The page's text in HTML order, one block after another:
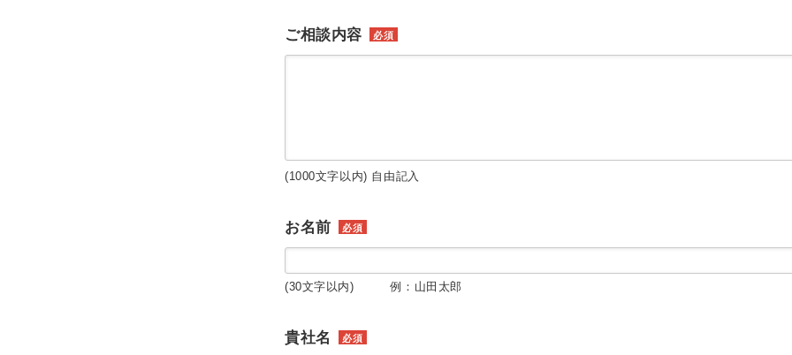
ご相談内容 必須
(1000文字以内) 自由記入
お名前 必須
(30文字以内) 例：山田太郎
貴社名 必須